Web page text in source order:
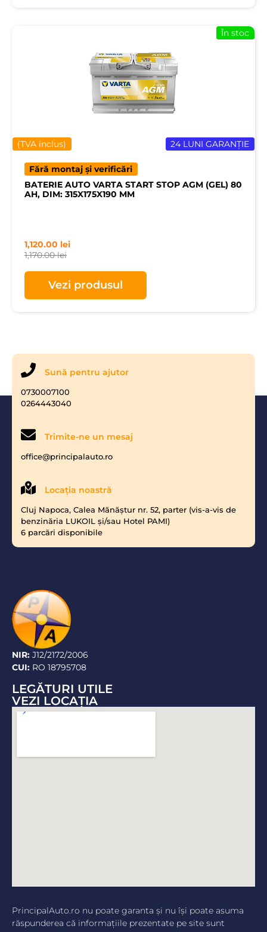
24 LUNI GARANȚIE
(TVA inclus)
În stoc
Fără montaj și verificări
BATERIE AUTO VARTA START STOP AGM (GEL) 80
AH, DIM: 315X175X190 MM
1,170.00lei
1,120.00 lei
Vezi produsul
Sună pentru ajutor
0730007100
0264443040
Trimite-ne un mesaj
office@principalauto.ro
Locaţia noastră
Cluj Napoca, Calea Mănăştur nr. 52, parter (vis-a-vis de
benzinăria LUKOIL şi/sau Hotel PAMI)
6 parcări disponibile
NIR: J12/2172/2006
CUI: RO 18795708
LEGĂTURI UTILE
VEZI LOCAŢIA
PrincipalAuto.ro nu poate garanta şi nu îşi poate asuma
răspunderea că informaţiile prezentate pe site sunt